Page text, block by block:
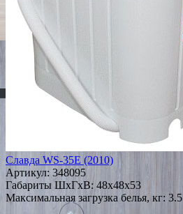
Славда WS-35E (2010)
Артикул: 348095
Габариты ШxГxВ: 48x48x53
Максимальная загрузка белья, кг: 3.5